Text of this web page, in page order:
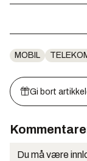
MOBIL
Gi bort
Du må være